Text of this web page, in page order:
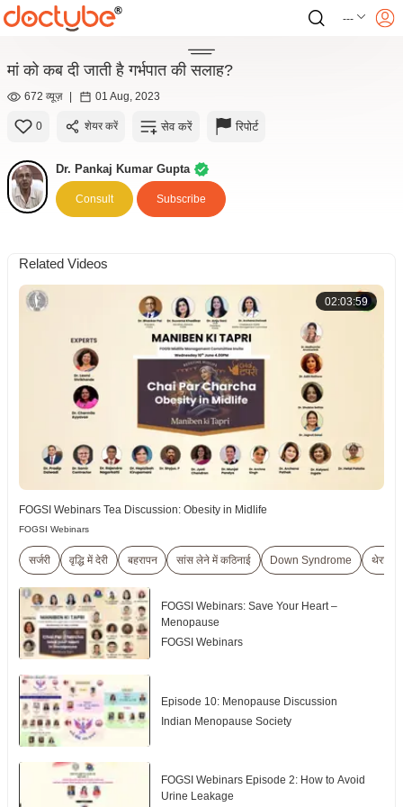
---
मां को कब दी जाती है गर्भपात की सलाह?
672 व्यूज़ | 01 Aug, 2023
0 शेयर करें सेव करें रिपोर्ट
Dr. Pankaj Kumar Gupta
Consult Subscribe
Related Videos
02:03:59
FOGSI Webinars Tea Discussion: Obesity in Midlife
FOGSI Webinars
सर्जरी वृद्धि में देरी बहरापन सांस लेने में कठिनाई Down Syndrome
FOGSI Webinars: Save Your Heart –
Menopause
FOGSI Webinars
Episode 10: Menopause Discussion
Indian Menopause Society
FOGSI Webinars Episode 2: How to Avoid
Urine Leakage